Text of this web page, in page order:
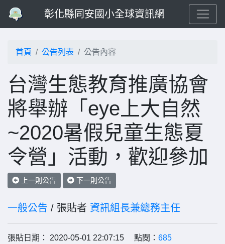
彰化縣同安國小全球資訊網
首頁 公告列表 公告內容
台灣生態教育推廣協會
將舉辦「eye上大自然
~2020暑假兒童生態夏
令營」活動，歡迎參加
上一則公告 下一則公告
一般公告 / 張貼者 資訊組長兼總務主任
張貼日期： 2020-05-01 22:07:15 點閱： 685